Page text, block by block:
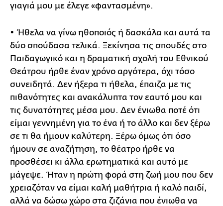
γιαγιά μου με έλεγε «φαντασμένη».
• Ήθελα να γίνω ηθοποιός ή δασκάλα και αυτά τα
δύο σπούδασα τελικά. Ξεκίνησα τις σπουδές στο
Παιδαγωγικό και η δραματική σχολή του Εθνικού
Θεάτρου ήρθε έναν χρόνο αργότερα, όχι τόσο
συνειδητά. Δεν ήξερα τι ήθελα, έπαιζα με τις
πιθανότητες και ανακάλυπτα τον εαυτό μου και
τις δυνατότητες μέσα μου. Δεν ένιωθα ποτέ ότι
είμαι γεννημένη για το ένα ή το άλλο και δεν ξέρω
σε τι θα ήμουν καλύτερη. Ξέρω όμως ότι όσο
ήμουν σε αναζήτηση, το θέατρο ήρθε να
προσθέσει κι άλλα ερωτηματικά και αυτό με
μάγεψε. Ήταν η πρώτη φορά στη ζωή μου που δεν
χρειαζόταν να είμαι καλή μαθήτρια ή καλό παιδί,
αλλά να δώσω χώρο στα ζιζάνια που ένιωθα να